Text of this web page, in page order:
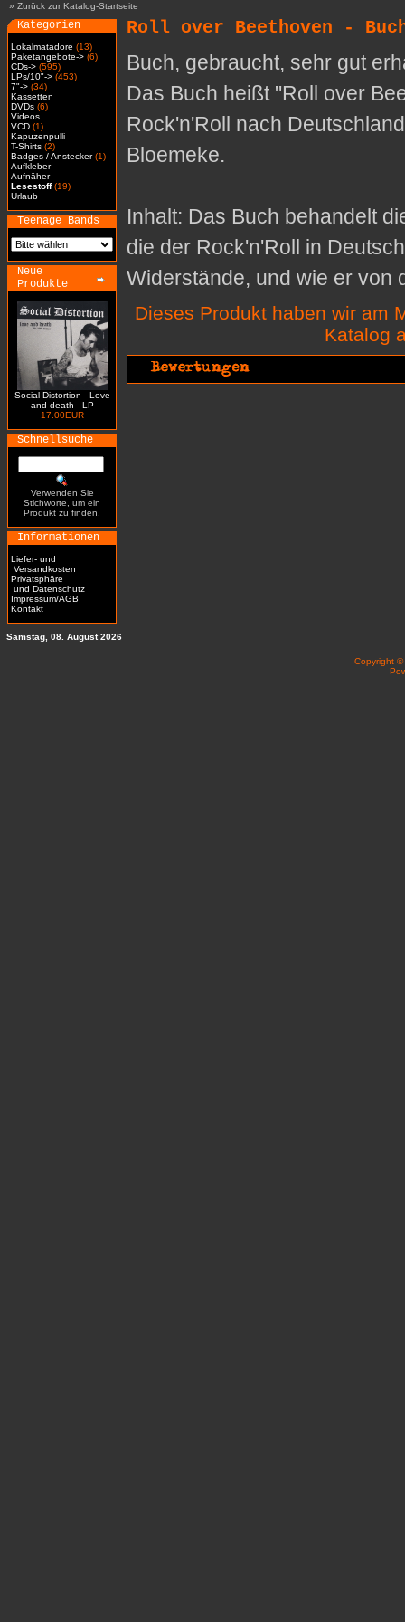
» Zurück zur Katalog-Startseite
Kategorien
Lokalmatadore (13)
Paketangebote-> (6)
CDs-> (595)
LPs/10"-> (453)
7"-> (34)
Kassetten
DVDs (6)
Videos
VCD (1)
Kapuzenpulli
T-Shirts (2)
Badges / Anstecker(1)
Aufkleber
Aufnäher
Lesestoff(19)
Urlaub
Teenage Bands
Neue
Produkte
Social Distortion - Love
and death - LP
17.00EUR
Schnellsuche
Verwenden Sie
Stichworte, um ein
Produkt zu finden.
Informationen
Liefer- und
Versandkosten
Privatsphäre
und Datenschutz
Impressum/AGB
Kontakt
Roll over Beethoven -
Buch, gebraucht, sehr gut
Das Buch heißt "Roll over
Rock'n'Roll nach
Bloemeke.
Inhalt: Das Buch behandelt
die der Rock'n'Roll in
Widerstände, und wie er von
Dieses Produkt haben wir am
Katalog
Samstag, 08. August 2026
Copyright